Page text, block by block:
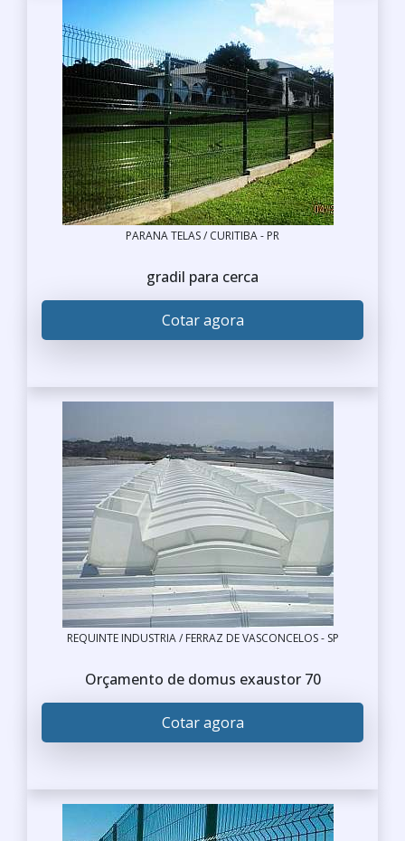
PARANA TELAS / CURITIBA - PR
gradil para cerca
Cotar agora
REQUINTE INDUSTRIA / FERRAZ DE VASCONCELOS - SP
Orçamento de domus exaustor 70
Cotar agora